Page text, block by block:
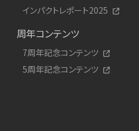
インパクトレポート2025
周年コンテンツ
7周年記念コンテンツ
5周年記念コンテンツ